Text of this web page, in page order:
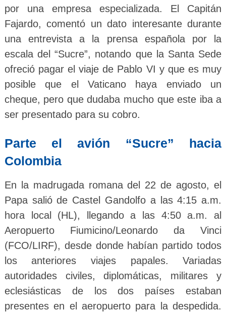
por una empresa especializada. El Capitán
Fajardo, comentó un dato interesante durante
una entrevista a la prensa española por la
escala del “Sucre”, notando que la Santa Sede
ofreció pagar el viaje de Pablo VI y que es muy
posible que el Vaticano haya enviado un
cheque, pero que dudaba mucho que este iba a
ser presentado para su cobro.
Parte el avión “Sucre” hacia
Colombia
En la madrugada romana del 22 de agosto, el
Papa salió de Castel Gandolfo a las 4:15 a.m.
hora local (HL), llegando a las 4:50 a.m. al
Aeropuerto Fiumicino/Leonardo da Vinci
(FCO/LIRF), desde donde habían partido todos
los anteriores viajes papales. Variadas
autoridades civiles, diplomáticas, militares y
eclesiásticas de los dos países estaban
presentes en el aeropuerto para la despedida.